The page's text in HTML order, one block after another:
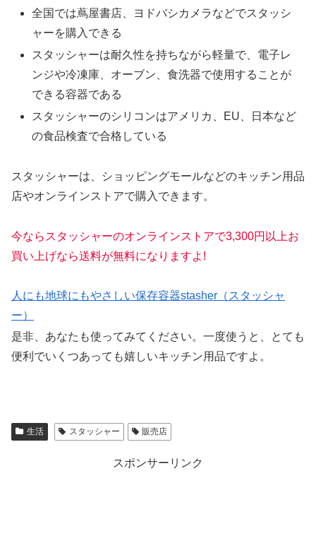
全国では蔦屋書店、ヨドバシカメラなどでスタッシ
ャーを購入できる
スタッシャーは耐久性を持ちながら軽量で、電子レ
ンジや冷凍庫、オーブン、食洗器で使用することが
できる容器である
スタッシャーのシリコンはアメリカ、EU、日本など
の食品検査で合格している
スタッシャーは、ショッピングモールなどのキッチン用品
店やオンラインストアで購入できます。
今なら スタッシャーのオンラインストアで3,300円以上お
買い上げなら送料が無料になりますよ!
人にも地球にもやさしい保存容器stasher（スタッシャ
ー）
是非、あなたも使ってみてください。一度使うと、とても
便利でいくつあっても嬉しいキッチン用品ですよ。
生活 スタッシャー 販売店
スポンサーリンク